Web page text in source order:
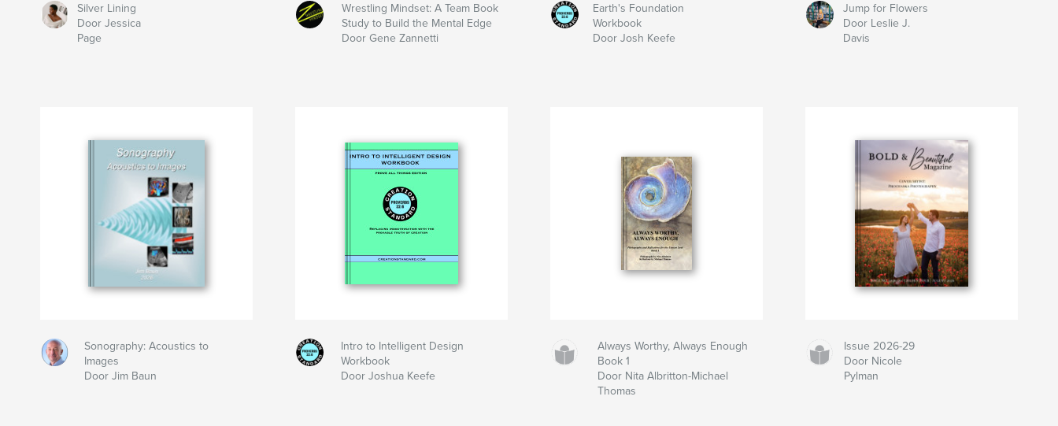
Silver Lining
Door Jessica
Page
Wrestling Mindset: A Team Book
Study to Build the Mental Edge
Door Gene Zannetti
Earth's Foundation
Workbook
Door Josh Keefe
Jump for Flowers
Door Leslie J.
Davis
Sonography: Acoustics to
Images
Door Jim Baun
Intro to Intelligent Design
Workbook
Door Joshua Keefe
Always Worthy, Always Enough
Book 1
Door Nita Albritton-Michael
Thomas
Issue 2026-29
Door Nicole
Pylman